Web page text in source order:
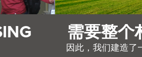
服务
会议资讯
需要整个村庄
因此，我们建造了一座